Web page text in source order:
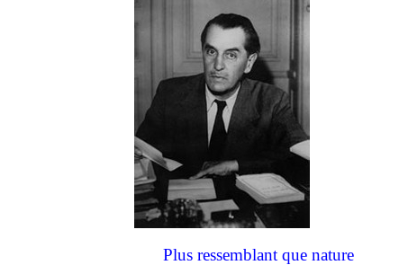
Plus ressemblant que nature